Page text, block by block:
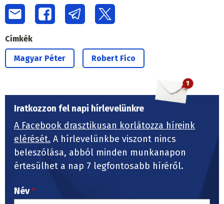
Címkék
Magyar Péter Robert Fico
Iratkozzon fel napi hírlevelünkre
A Facebook drasztikusan korlátozza híreink
elérését. A hírlevelünkbe viszont nincs
beleszólása, abból minden munkanapon
értesülhet a nap 7 legfontosabb híréről.
Név